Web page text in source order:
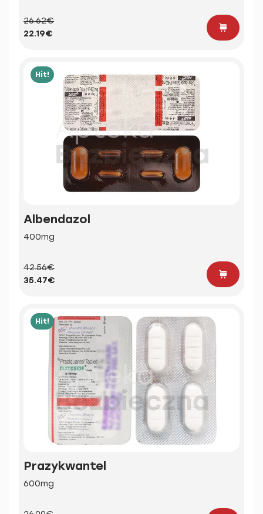
26.62€
22.19€
Hit!
Albendazol
400mg
42.56€
35.47€
Hit!
Prazykwantel
600mg